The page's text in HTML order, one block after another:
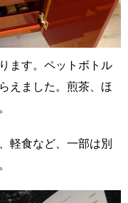
ます。ペットボトル
えました。煎茶、ほ
軽食など、一部は別